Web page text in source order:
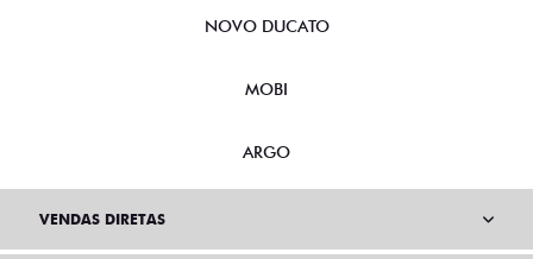
NOVO DUCATO
MOBI
ARGO
VENDAS DIRETAS